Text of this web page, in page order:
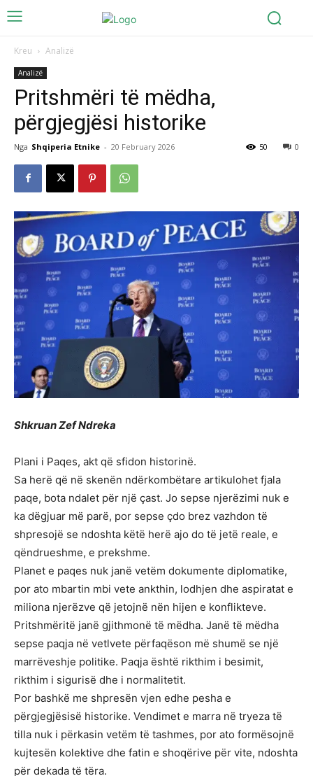
Kreu Analizë
Analizë
Pritshmëri të mëdha,
përgjegjësi historike
Nga Shqiperia Etnike - 20 February 2026 0
50
Shkruan Zef Ndreka
Plani i Paqes, akt që sfidon historinë.
Sa herë që në skenën ndërkombëtare artikulohet fjala
paqe, bota ndalet për një çast. Jo sepse njerëzimi nuk e
ka dëgjuar më parë, por sepse çdo brez vazhdon të
shpresojë se ndoshta këtë herë ajo do të jetë reale, e
qëndrueshme, e prekshme.
Planet e paqes nuk janë vetëm dokumente diplomatike,
por ato mbartin mbi vete ankthin, lodhjen dhe aspiratat e
miliona njerëzve që jetojnë nën hijen e konflikteve.
Pritshmëritë janë gjithmonë të mëdha. Janë të mëdha
sepse paqja në vetlvete përfaqëson më shumë se një
marrëveshje politike. Paqja është rikthim i besimit,
rikthim i sigurisë dhe i normalitetit.
Por bashkë me shpresën vjen edhe pesha e
përgjegjësisë historike. Vendimet e marra në tryeza të
tilla nuk i përkasin vetëm të tashmes, por ato formësojnë
kujtesën kolektive dhe fatin e shoqërive për vite, ndoshta
për dekada të tëra.